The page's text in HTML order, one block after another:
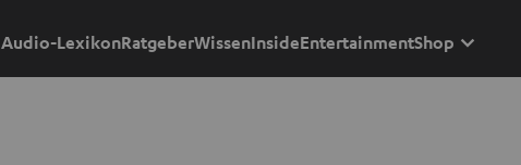
Audio-LexikonRatgeberWissenInsideEntertainmentShop